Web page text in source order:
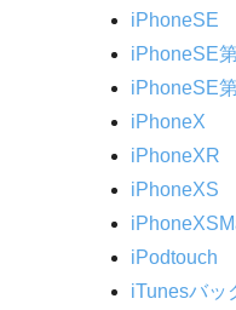
iPhoneSE
iPhoneSE
iPhoneSE
iPhoneX
iPhoneXR
iPhoneXS
iPodtouch
iTunesバッ